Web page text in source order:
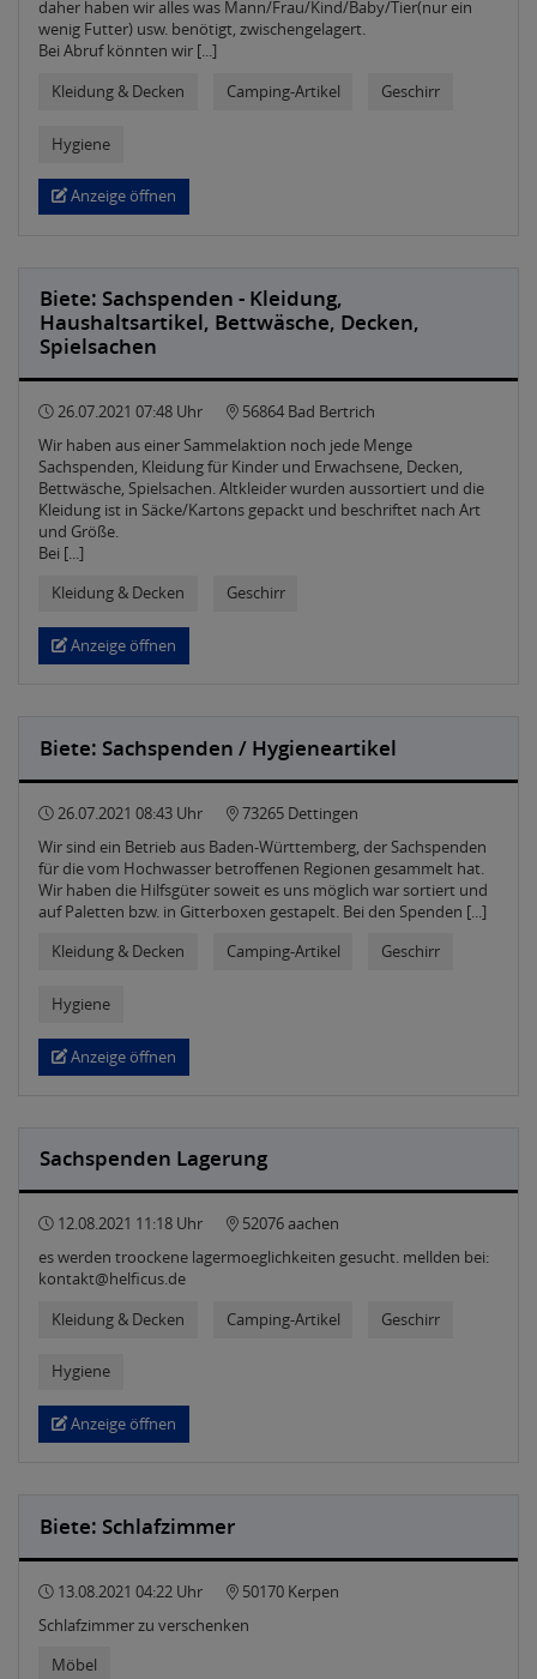
daher haben wir alles was Mann/Frau/Kind/Baby/Tier(nur ein
wenig Futter) usw. benötigt, zwischengelagert.
Bei Abruf könnten wir [...]
Kleidung & Decken
Camping-Artikel Geschirr
Hygiene
Anzeige öffnen
Biete: Sachspenden - Kleidung,
Haushaltsartikel, Bettwäsche, Decken,
Spielsachen
26.07.2021 07:48 Uhr
56864 Bad Bertrich
Wir haben aus einer Sammelaktion noch jede Menge
Sachspenden, Kleidung für Kinder und Erwachsene, Decken,
Bettwäsche, Spielsachen. Altkleider wurden aussortiert und die
Kleidung ist in Säcke/Kartons gepackt und beschriftet nach Art
und Größe.
Bei [...]
Kleidung & Decken
Geschirr
Anzeige öffnen
Biete: Sachspenden / Hygieneartikel
26.07.2021 08:43 Uhr
73265 Dettingen
Wir sind ein Betrieb aus Baden-Württemberg, der Sachspenden
für die vom Hochwasser betroffenen Regionen gesammelt hat.
Wir haben die Hilfsgüter soweit es uns möglich war sortiert und
auf Paletten bzw. in Gitterboxen gestapelt. Bei den Spenden [...]
Kleidung & Decken
Camping-Artikel Geschirr
Hygiene
Anzeige öffnen
Sachspenden Lagerung
12.08.2021 11:18 Uhr
52076 aachen
es werden troockene lagermoeglichkeiten gesucht. mellden bei:
kontakt@helficus.de
Kleidung & Decken
Camping-Artikel Geschirr
Hygiene
Anzeige öffnen
Biete: Schlafzimmer
13.08.2021 04:22 Uhr
50170 Kerpen
Schlafzimmer zu verschenken
Möbel